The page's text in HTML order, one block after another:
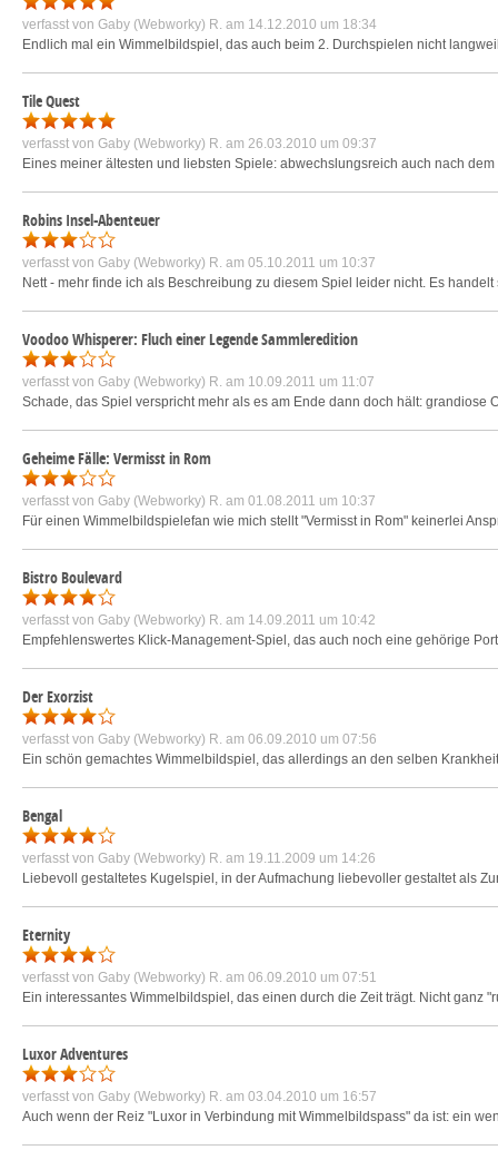
verfasst von Gaby (Webworky) R. am 14.12.2010 um 18:34
Endlich mal ein Wimmelbildspiel, das auch beim 2. Durchspielen nicht
Tile Quest
verfasst von Gaby (Webworky) R. am 26.03.2010 um 09:37
Eines meiner ältesten und liebsten Spiele: abwechslungsreich auch nach
Robins Insel-Abenteuer
verfasst von Gaby (Webworky) R. am 05.10.2011 um 10:37
Nett - mehr finde ich als Beschreibung zu diesem Spiel leider nicht. Es
Voodoo Whisperer: Fluch einer Legende Sammleredition
verfasst von Gaby (Webworky) R. am 10.09.2011 um 11:07
Schade, das Spiel verspricht mehr als es am Ende dann doch hält:
Geheime Fälle: Vermisst in Rom
verfasst von Gaby (Webworky) R. am 01.08.2011 um 10:37
Für einen Wimmelbildspielefan wie mich stellt "Vermisst in Rom" keinerlei
Bistro Boulevard
verfasst von Gaby (Webworky) R. am 14.09.2011 um 10:42
Empfehlenswertes Klick-Management-Spiel, das auch noch eine gehörige
Der Exorzist
verfasst von Gaby (Webworky) R. am 06.09.2010 um 07:56
Ein schön gemachtes Wimmelbildspiel, das allerdings an den selben
Bengal
verfasst von Gaby (Webworky) R. am 19.11.2009 um 14:26
Liebevoll gestaltetes Kugelspiel, in der Aufmachung liebevoller gestaltet als
Eternity
verfasst von Gaby (Webworky) R. am 06.09.2010 um 07:51
Ein interessantes Wimmelbildspiel, das einen durch die Zeit trägt. Nicht
Luxor Adventures
verfasst von Gaby (Webworky) R. am 03.04.2010 um 16:57
Auch wenn der Reiz "Luxor in Verbindung mit Wimmelbildspass" da ist: ein